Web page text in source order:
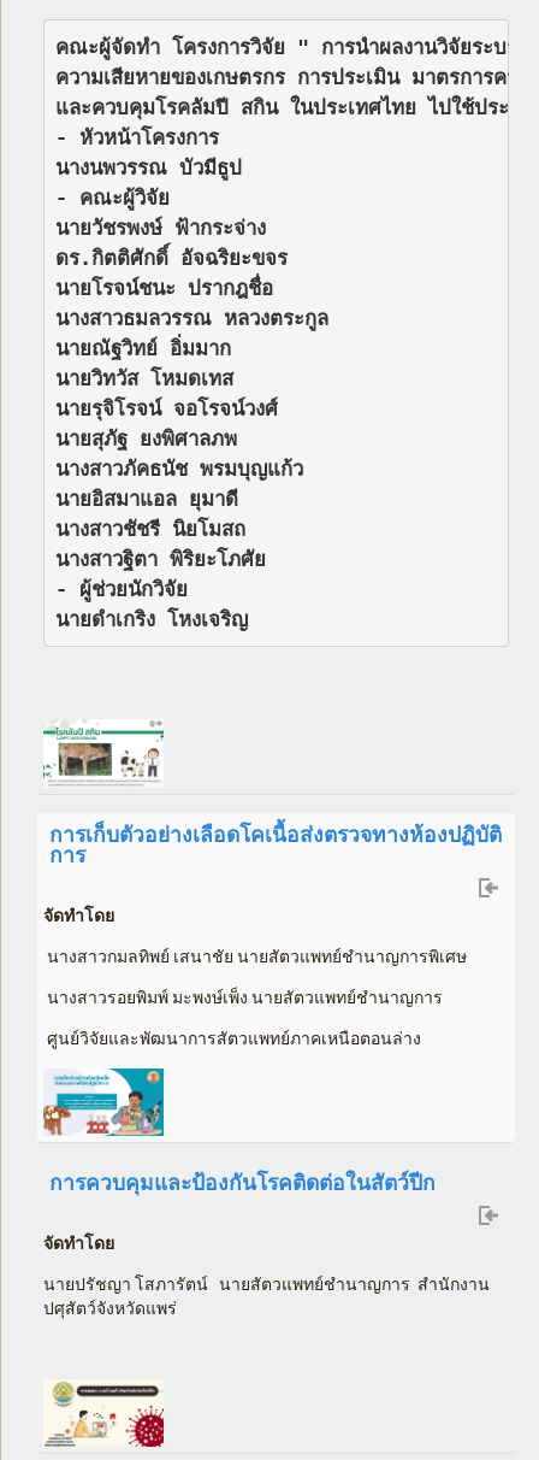
คณะผู้จัดทำ โครงการวิจัย " การนำผลงานวิจัยระบาด
ความเสียหายของเกษตรกร การประเมิน มาตรการคว
และควบคุมโรคลัมปี สกิน ในประเทศไทย ไปใช้ประโ
- หัวหน้าโครงการ
นางนพวรรณ บัวมีธูป
- คณะผู้วิจัย
นายวัชรพงษ์ ฟ้ากระจ่าง
ดร.กิตติศักดิ์ อัจฉริยะขจร
นายโรจน์ชนะ ปรากฎชื่อ
นางสาวธมลวรรณ หลวงตระกูล
นายณัฐวิทย์ อิ่มมาก
นายวิทวัส โหมดเทส
นายรุจิโรจน์ จอโรจน์วงศ์
นายสุภัฐ ยงพิศาลภพ
นางสาวภัคธนัช พรมบุญแก้ว
นายอิสมาแอล ยุมาดี
นางสาวชัชรี นิยโมสถ
นางสาวฐิตา พิริยะโภศัย
- ผู้ช่วยนักวิจัย
นายดำเกริง โหงเจริญ
การเก็บตัวอย่างเลือดโคเนื้อส่งตรวจทางห้องปฏิบัติ
การ
จัดทำโดย
นางสาวกมลทิพย์ เสนาชัย นายสัตวแพทย์ชำนาญการพิเศษ
นางสาวรอยพิมพ์ มะพงษ์เพ็ง นายสัตวแพทย์ชำนาญการ
ศูนย์วิจัยและพัฒนาการสัตวแพทย์ภาคเหนือตอนล่าง
การควบคุมและป้องกันโรคติดต่อในสัตว์ปีก
จัดทำโดย
นายปรัชญา โสภารัตน์ นายสัตวแพทย์ชำนาญการ สำนักงาน
ปศุสัตว์จังหวัดแพร่